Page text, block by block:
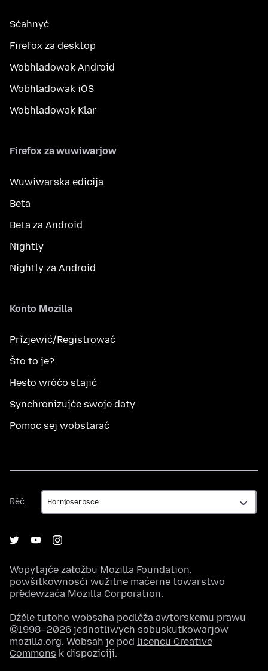
Sćahnyć
Firefox za desktop
Wobhladowak Android
Wobhladowak iOS
Wobhladowak Klar
Firefox za wuwiwarjow
Wuwiwarska edicija
Beta
Beta za Android
Nightly
Nightly za Android
Konto Mozilla
Přizjewić/Registrować
Što to je?
Hesło wróćo stajić
Synchronizujće swoje daty
Pomoc sej wobstarać
Rěč
Rěč
Wopytajće załožbu Mozilla Foundation,
powšitkownosći wužitne maćerne towarstwo
předewzaća Mozilla Corporation.
Dźěle tutoho wobsaha podlěža awtorskemu prawu
©1998–2026 jednotliwych sobuskutkowarjow
mozilla.org. Wobsah je pod licencu Creative
Commons k dispoziciji.